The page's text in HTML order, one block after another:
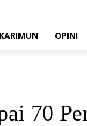
KARIMUN OPINI
70